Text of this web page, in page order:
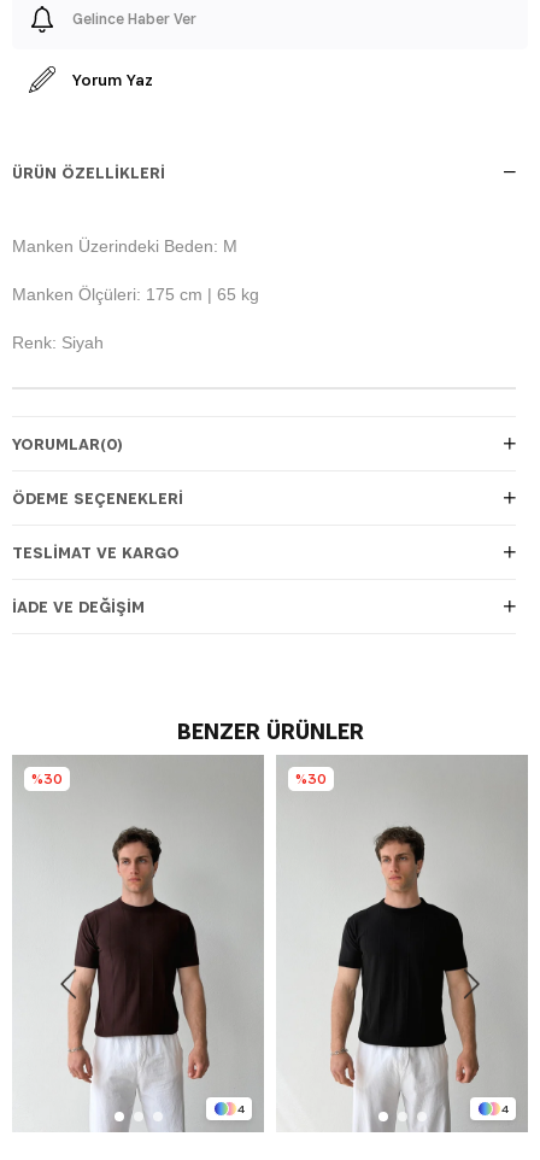
Gelince Haber Ver
Yorum Yaz
ÜRÜN ÖZELLIKLERI
Manken Üzerindeki Beden: M
Manken Ölçüleri: 175 cm | 65 kg
Renk: Siyah
YORUMLAR(0)
ÖDEME SEÇENEKLERI
TESLIMAT VE KARGO
İADE VE DEĞIŞIM
BENZER ÜRÜNLER
4
%30
4
%30